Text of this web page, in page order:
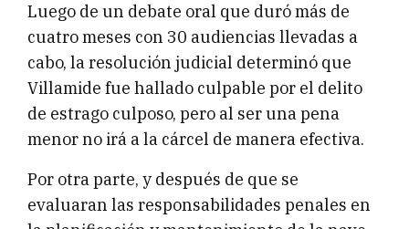
Luego de un debate oral que duró más de
cuatro meses con 30 audiencias llevadas a
cabo, la resolución judicial determinó que
Villamide fue hallado culpable por el delito
de estrago culposo, pero al ser una pena
menor no irá a la cárcel de manera efectiva.
Por otra parte, y después de que se
evaluaran las responsabilidades penales en